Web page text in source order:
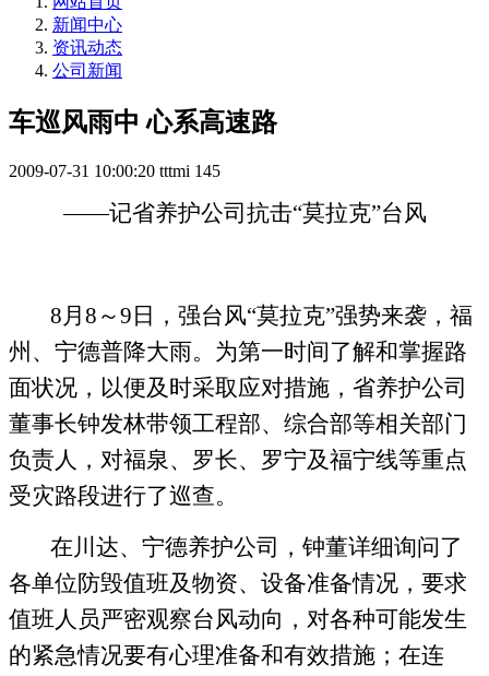
新闻中心
资讯动态
公司新闻
车巡风雨中 心系高速路
2009-07-31 10:00:20 tttmi 145
——记省养护公司抗击“莫拉克”台风
8月 8 ～9 日，强台风“莫拉克”强势来袭，福
州、宁德普降大雨。为第一时间了解和掌握路
面状况，以便及时采取应对措施，省养护公司
董事长钟发林带领工程部、综合部等相关部门
负责人，对福泉、罗长、罗宁及福宁线等重点
受灾路段进行了巡查。
在川达、宁德养护公司，钟董详细询问了
各单位防毁值班及物资、设备准备情况，要求
值班人员严密观察台风动向，对各种可能发生
的紧急情况要有心理准备和有效措施；在连